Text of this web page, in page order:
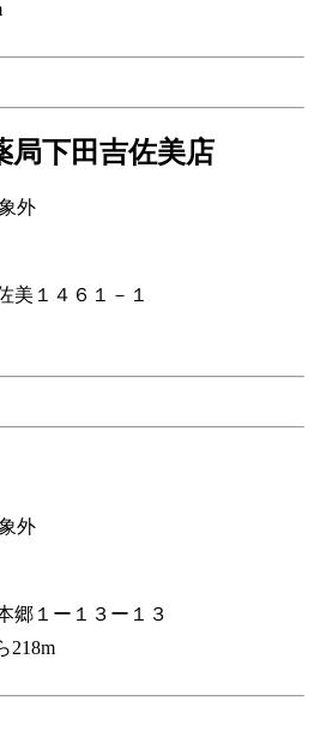
局下田吉佐美店
外
美１４６１－１
外
郷１ー１３ー１３
218m